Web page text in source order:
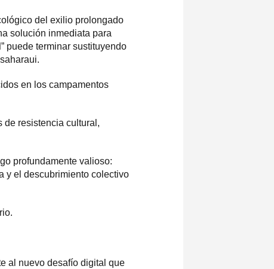
del exilio prolongado
solución inmediata para
puede terminar sustituyendo
en los campamentos
de resistencia cultural,
profundamente valioso:
y el descubrimiento colectivo
al nuevo desafío digital que